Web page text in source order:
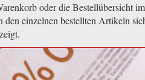
oder die Bestellübersicht
einzelnen bestellten Artikeln